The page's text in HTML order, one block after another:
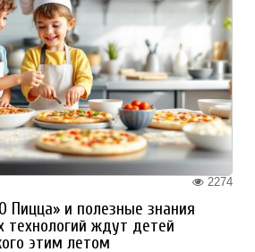
2274
Пицца» и полезные знания
технологий ждут детей
этим летом